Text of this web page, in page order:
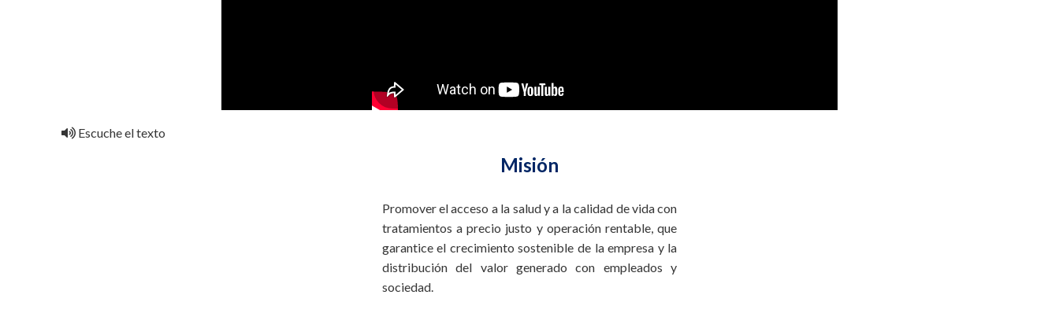
Escuche el texto
Misión
Promover el acceso a la salud y a la calidad de vida con
tratamientos a precio justo y operación rentable, que
garantice el crecimiento sostenible de la empresa y la
distribución del valor generado con empleados y
sociedad.